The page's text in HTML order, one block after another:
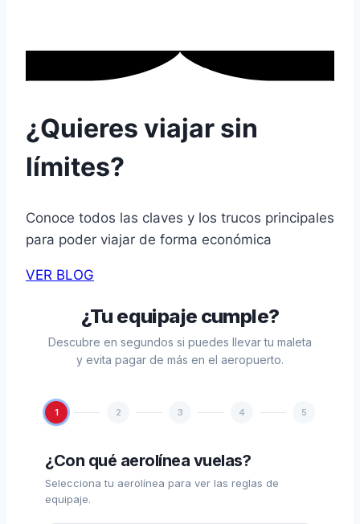
¿Quieres viajar sin
límites?
Conoce todos las claves y los trucos principales
para poder viajar de forma económica
VER BLOG